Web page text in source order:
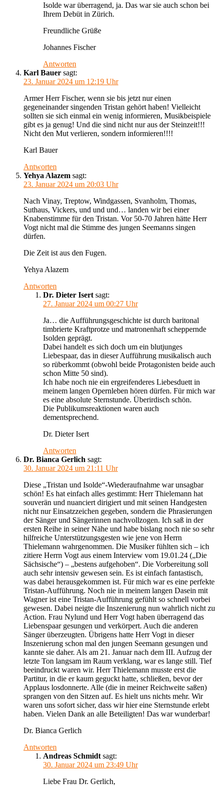
Isolde war überragend, ja. Das war sie auch schon bei
Ihrem Debüt in Zürich.
Freundliche Grüße
Johannes Fischer
Antworten
Karl Bauer sagt:
23. Januar 2024 um 12:19 Uhr
Armer Herr Fischer, wenn sie bis jetzt nur einen
gegeneinander singenden Tristan gehört haben! Vielleicht
sollten sie sich einmal ein wenig informieren, Musikbeispiele
gibt es ja genug! Und die sind nicht nur aus der Steinzeit!!!
Nicht den Mut verlieren, sondern informieren!!!!
Karl Bauer
Antworten
Yehya Alazem sagt:
23. Januar 2024 um 20:03 Uhr
Nach Vinay, Treptow, Windgassen, Svanholm, Thomas,
Suthaus, Vickers, und und und… landen wir bei einer
Knabenstimme für den Tristan. Vor 50-70 Jahren hätte Herr
Vogt nicht mal die Stimme des jungen Seemanns singen
dürfen.
Die Zeit ist aus den Fugen.
Yehya Alazem
Antworten
Dr. Dieter Isert sagt:
27. Januar 2024 um 00:27 Uhr
Ja… die Aufführungsgeschichte ist durch baritonal
timbrierte Kraftprotze und matronenhaft scheppernde
Isolden geprägt.
Dabei handelt es sich doch um ein blutjunges
Liebespaar, das in dieser Aufführung musikalisch auch
so rüberkommt (obwohl beide Protagonisten beide auch
schon Mitte 50 sind).
Ich habe noch nie ein ergreifenderes Liebesduett in
meinem langen Opernleben hören dürfen. Für mich war
es eine absolute Sternstunde. Überirdisch schön.
Die Publikumsreaktionen waren auch
dementsprechend.
Dr. Dieter Isert
Antworten
Dr. Bianca Gerlich sagt:
30. Januar 2024 um 21:11 Uhr
Diese „Tristan und Isolde“-Wiederaufnahme war unsagbar
schön! Es hat einfach alles gestimmt: Herr Thielemann hat
souverän und nuanciert dirigiert und mit seinen Handgesten
nicht nur Einsatzzeichen gegeben, sondern die Phrasierungen
der Sänger und Sängerinnen nachvollzogen. Ich saß in der
ersten Reihe in seiner Nähe und habe bislang noch nie so sehr
hilfreiche Unterstützungsgesten wie jene von Herrn
Thielemann wahrgenommen. Die Musiker fühlten sich – ich
zitiere Herrn Vogt aus einem Interview vom 19.01.24 („Die
Sächsische“) – „bestens aufgehoben“. Die Vorbereitung soll
auch sehr intensiv gewesen sein. Es ist einfach fantastisch,
was dabei herausgekommen ist. Für mich war es eine perfekte
Tristan-Aufführung. Noch nie in meinem langen Dasein mit
Wagner ist eine Tristan-Aufführung gefühlt so schnell vorbei
gewesen. Dabei neigte die Inszenierung nun wahrlich nicht zu
Action. Frau Nylund und Herr Vogt haben überragend das
Liebenspaar gesungen und verkörpert. Auch die anderen
Sänger überzeugten. Übrigens hatte Herr Vogt in dieser
Inszenierung schon mal den jungen Seemann gesungen und
kannte sie daher. Als am 21. Januar nach dem III. Aufzug der
letzte Ton langsam im Raum verklang, war es lange still. Tief
beeindruckt waren wir. Herr Thielemann musste erst die
Partitur, in die er kaum geguckt hatte, schließen, bevor der
Applaus losdonnerte. Alle (die in meiner Reichweite saßen)
sprangen von den Sitzen auf. Es hielt uns nichts mehr. Wir
waren uns sofort sicher, dass wir hier eine Sternstunde erlebt
haben. Vielen Dank an alle Beteiligten! Das war wunderbar!
Dr. Bianca Gerlich
Antworten
Andreas Schmidt sagt:
30. Januar 2024 um 23:49 Uhr
Liebe Frau Dr. Gerlich,